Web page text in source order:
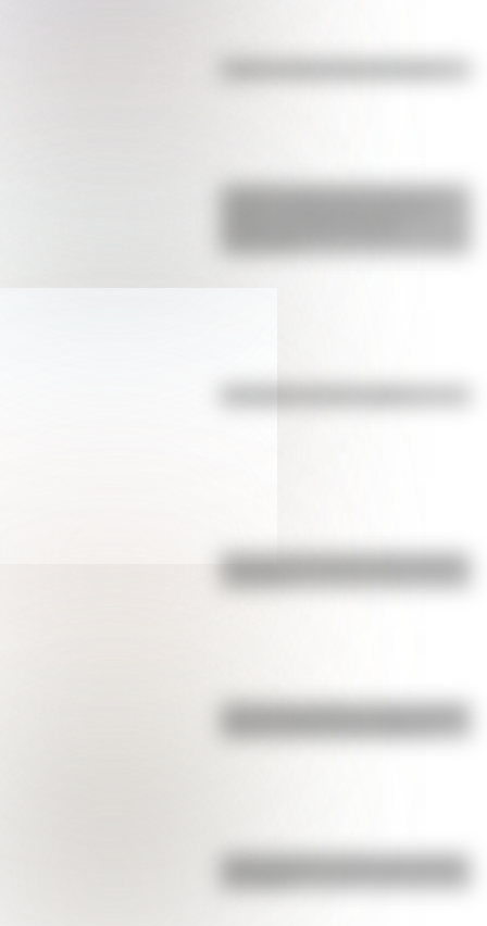
La gran hazaña del Cruce de los
continente
Bandera de Ecuador para colorear
José de San Martín: conocé dónde